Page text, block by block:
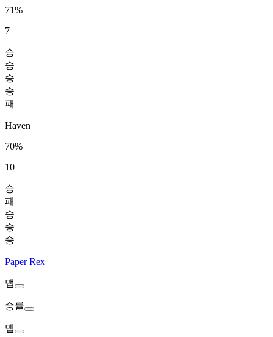
71%
7
승
승
승
승
패
Haven
70%
10
승
패
승
승
승
Paper Rex
맵
승률
맵